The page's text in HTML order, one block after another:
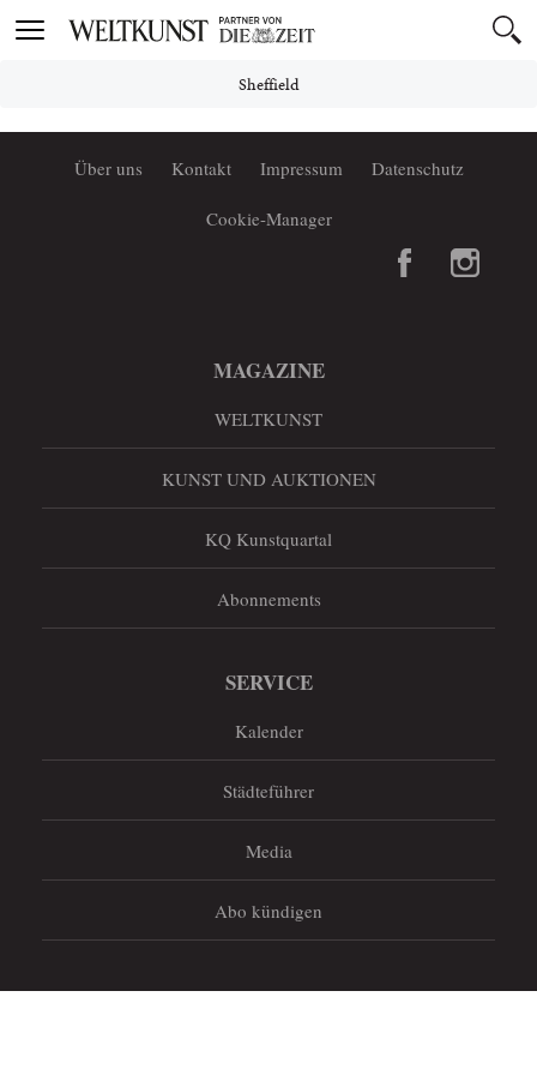
Toggle
Sheffield
Über uns Kontakt Impressum Datenschutz
Cookie-Manager
MAGAZINE
WELTKUNST
KUNST UND AUKTIONEN
KQ Kunstquartal
Abonnements
SERVICE
Kalender
Städteführer
Media
Abo kündigen